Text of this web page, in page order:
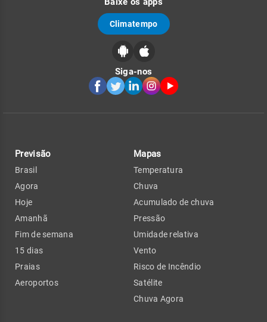
Climatempo
Siga-nos
Previsão
Brasil
Agora
Hoje
Amanhã
Fim de semana
15 dias
Praias
Aeroportos
Mapas
Temperatura
Chuva
Acumulado de chuva
Pressão
Umidade relativa
Vento
Risco de Incêndio
Satélite
Chuva Agora